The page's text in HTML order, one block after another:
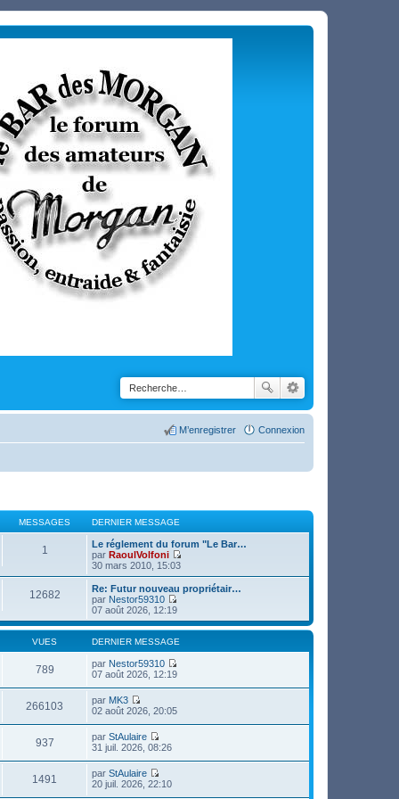
Connexion
M’enregistrer
MESSAGES DERNIER MESSAGE
1
Le réglement du forum "Le Bar…
par RaoulVolfoni
o
i
r
d
r
s
30 mars 2010, 15:03
12682
Re: Futur nouveau propriétair…
par Nestor59310
o
i
r
l
e
07 août 2026, 12:19
VUES DERNIER MESSAGE
789 par Nestor59310
e
07 août 2026, 12:19
266103 par MK3
V
r
l
e
d
e
02 août 2026, 20:05
937 par StAulaire
V
l
31 juil. 2026, 08:26
1491 par StAulaire
V
20 juil. 2026, 22:10